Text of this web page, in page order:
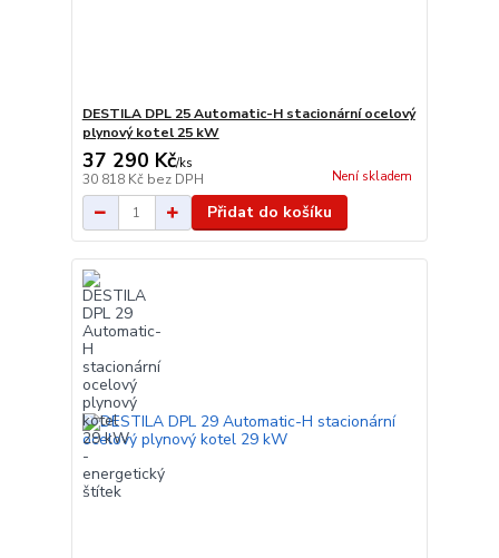
DESTILA DPL 25 Automatic-H stacionární ocelový
plynový kotel 25 kW
37 290 Kč/ks
30 818 Kč bez DPH Není skladem
Přidat do košíku